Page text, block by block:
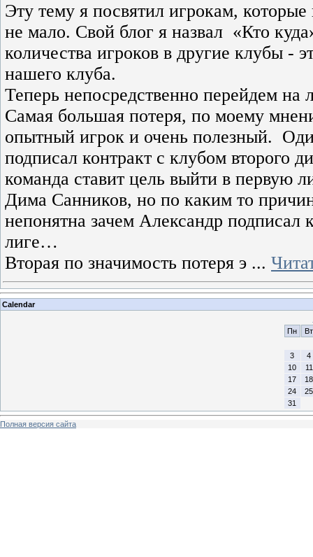
Эту тему я посвятил игрокам,
не мало. Свой блог я назвал «Кто
количества игроков в другие клубы -
нашего клуба.
Теперь непосредственно перейдем на
Самая большая потеря, по моему
опытный игрок и очень полезный.
подписал контракт с клубом второго
команда ставит цель выйти в первую
Дима Санников, но по каким то
непонятна зачем Александр
лиге…
Вторая по значимость потеря э ...
Calendar
Пн
Вт
3
4
10
11
17
18
24
25
31
Полная версия сайта